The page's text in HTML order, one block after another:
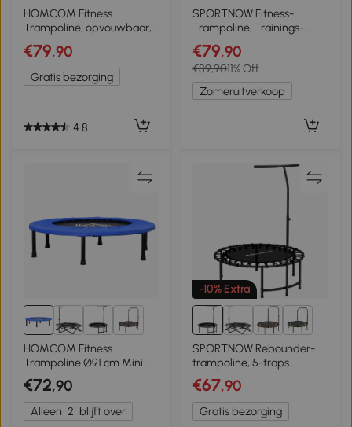
HOMCOM Fitness
Trampoline, opvouwbaar,
verstelbare handgreep,
Ø102 x 123H cm, tot 150 kg,
Zwart
€79,90
Gratis bezorging
4.8
8+
SPORTNOW Fitness-
Trampoline, Trainings-
Trampoline met
verstelbare handgreep,
stabiel en stil, voor binnen,
Staal, Blauw
€79,90
€89,9011% Off
Zomeruitverkoop
HOMCOM Fitness
Trampoline Ø91 cm Mini
Trampoline met Antislip
Voeten 100kg Belastbaar
Ø91 x 22,5H cm
Zwart+Blauw
€72,90
Alleen 2 blijft over
-10% Extra
8+
SPORTNOW Rebounder-
trampoline, 5-traps
verstelbare handgreep,
workout-trampoline, Zwart
€67,90
Gratis bezorging